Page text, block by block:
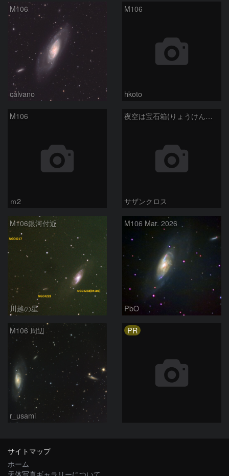
M106
calvano
M106
hkoto
M106
ｍ2
夜空は宝石箱(りょうけん座 M106) Seestar50
サザンクロス
M106銀河付近
川越の星
M106 Mar. 2026
PbO
M106 周辺
r_usami
PR
サイトマップ
ホーム
天体写真ギャラリーについて